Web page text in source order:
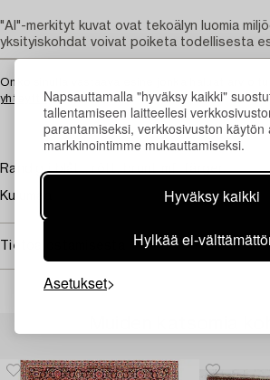
Napsauttamalla "hyväksy kaikki"
tallentamiseen laitteellesi
parantamiseksi, verkkosivuston käytön
markkinointimme mukauttamiseksi.
Hyväksy kaikki
Hylkää ei-
Asetukset
Onko sinulla vastaava esine jonka haluat
yhteyttä
Randig i blått, rött, brunt mfl färger.
Kulumaa.
Tietoa ostamisesta
"AI"-merkityt kuvat ovat tekoälyn luomia
yksityiskohdat voivat poiketa todellisesta